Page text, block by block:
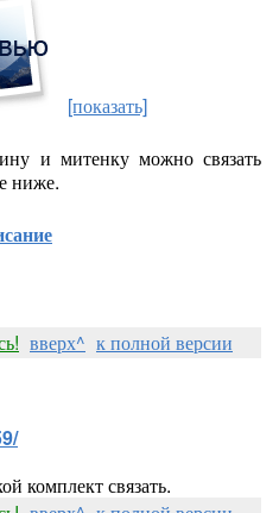
[показать]
и митенку можно связать
ниже.
вверх^ к полной версии
комплект связать.